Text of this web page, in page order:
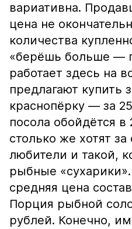
вариативна.
цена не
количества
«берёшь больше —
работает здесь на
предлагают купить
краснопёрку — за
посола обойдётся
столько же хотят за
любители и такой,
рыбные
средняя цена
Порция рыбной
рублей. Конечно,